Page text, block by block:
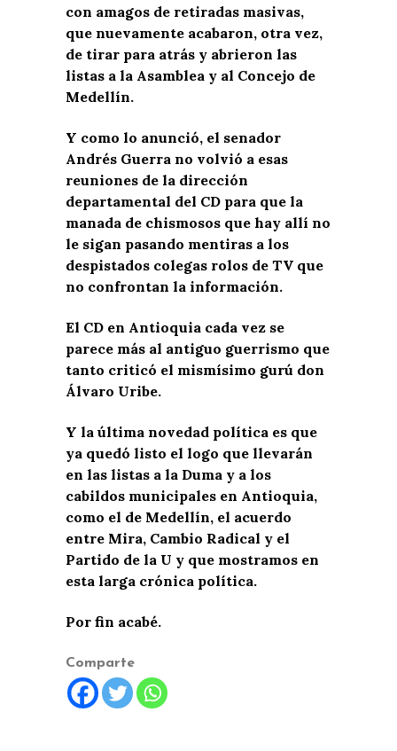
con amagos de retiradas masivas,
que nuevamente acabaron, otra vez,
de tirar para atrás y abrieron las
listas a la Asamblea y al Concejo de
Medellín.
Y como lo anunció, el senador
Andrés Guerra no volvió a esas
reuniones de la dirección
departamental del CD para que la
manada de chismosos que hay allí no
le sigan pasando mentiras a los
despistados colegas rolos de TV que
no confrontan la información.
El CD en Antioquia cada vez se
parece más al antiguo guerrismo que
tanto criticó el mismísimo gurú don
Álvaro Uribe.
Y la última novedad política es que
ya quedó listo el logo que llevarán
en las listas a la Duma y a los
cabildos municipales en Antioquia,
como el de Medellín, el acuerdo
entre Mira, Cambio Radical y el
Partido de la U y que mostramos en
esta larga crónica política.
Por fin acabé.
Comparte